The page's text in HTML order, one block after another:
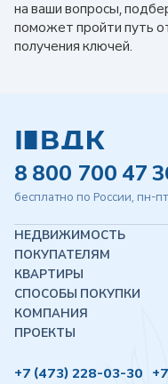
на ваши вопросы,
поможет пройти путь
получения ключей.
8 800 700 47
бесплатно по России, пн-
НЕДВИЖИМОСТЬ
ПОКУПАТЕЛЯМ
КВАРТИРЫ
СПОСОБЫ ПОКУПКИ
КОМПАНИЯ
ПРОЕКТЫ
+7 (473) 228-03-30